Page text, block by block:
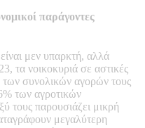
παράγοντες
είναι μεν υπαρκτή, αλλά
τα νοικοκυριά σε αστικές
των συνολικών αγορών τους
των αγροτικών
τους παρουσιάζει μικρή
μεγαλύτερη